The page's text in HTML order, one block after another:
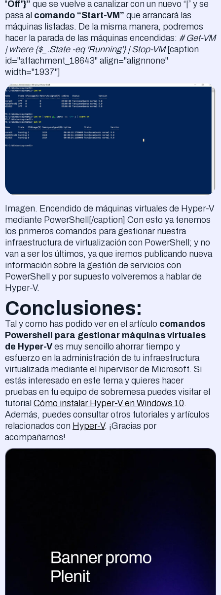
'Off'}” que se vuelve a canalizar con un nuevo “|” y se
pasa al comando “Start-VM” que arrancará las
máquinas listadas. De la misma manera, podremos
hacer la parada de las máquinas encendidas: # Get-VM
| where {$_.State -eq 'Running'} | Stop-VM[caption
id="attachment_18643" align="alignnone"
width="1937"]
Imagen. Encendido de máquinas virtuales de Hyper-V
mediante PowerShell[/caption] Con esto ya tenemos
los primeros comandos para gestionar nuestra
infraestructura de virtualización con PowerShell; y no
van a ser los últimos, ya que iremos publicando nueva
información sobre la gestión de servicios con
PowerShell y por supuesto volveremos a hablar de
Hyper-V.
Conclusiones:
Tal y como has podido ver en el artículo comandos
Powershell para gestionar máquinas virtuales
de Hyper-Ves muy sencillo ahorrar tiempo y
esfuerzo en la administración de tu infraestructura
virtualizada mediante el hipervisor de Microsoft. Si
estás interesado en este tema y quieres hacer
pruebas en tu equipo de sobremesa puedes visitar el
tutorial Cómo instalar Hyper-V en Windows 10.
Además, puedes consultar otros tutoriales y artículos
relacionados con Hyper-V. ¡Gracias por
acompañarnos!